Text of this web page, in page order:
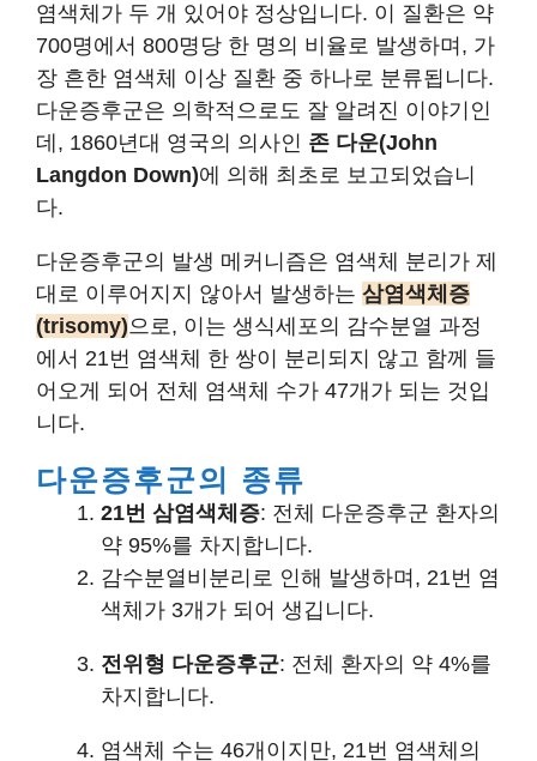
염색체가 두 개 있어야 정상입니다. 이 질환은 약
700명에서 800명당 한 명의 비율로 발생하며, 가
장 흔한 염색체 이상 질환 중 하나로 분류됩니다.
다운증후군은 의학적으로도 잘 알려진 이야기인
데, 1860년대 영국의 의사인 존 다운(John
Langdon Down)에 의해 최초로 보고되었습니
다.
다운증후군의 발생 메커니즘은 염색체 분리가 제
대로 이루어지지 않아서 발생하는 삼염색체증
(trisomy)으로, 이는 생식세포의 감수분열 과정
에서 21번 염색체 한 쌍이 분리되지 않고 함께 들
어오게 되어 전체 염색체 수가 47개가 되는 것입
니다.
다운증후군의 종류
21번 삼염색체증: 전체 다운증후군 환자의
약 95%를 차지합니다.
감수분열비분리로 인해 발생하며, 21번 염
색체가 3개가 되어 생깁니다.
전위형 다운증후군: 전체 환자의 약 4%를
차지합니다.
염색체 수는 46개이지만, 21번 염색체의